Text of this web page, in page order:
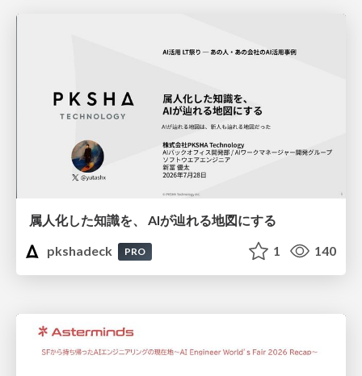
属人化した知識を、 AIが辿れる地図にする
pkshadeck
PRO 1 140